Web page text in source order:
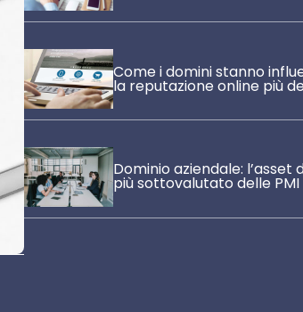
Come i domini stanno
la reputazione online più
Dominio aziendale: l’asset
più sottovalutato delle PMI